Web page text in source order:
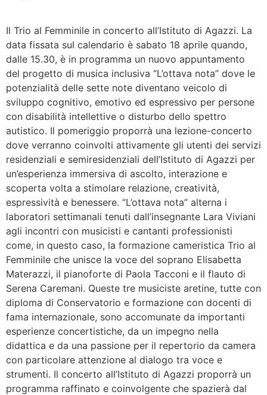
Il Trio al Femminile in concerto all’Istituto di Agazzi. La
data fissata sul calendario è sabato 18 aprile quando,
dalle 15.30, è in programma un nuovo appuntamento
del progetto di musica inclusiva “L’ottava nota” dove le
potenzialità delle sette note diventano veicolo di
sviluppo cognitivo, emotivo ed espressivo per persone
con disabilità intellettive o disturbo dello spettro
autistico. Il pomeriggio proporrà una lezione-concerto
dove verranno coinvolti attivamente gli utenti dei servizi
residenziali e semiresidenziali dell’Istituto di Agazzi per
un’esperienza immersiva di ascolto, interazione e
scoperta volta a stimolare relazione, creatività,
espressività e benessere. “L’ottava nota” alterna i
laboratori settimanali tenuti dall’insegnante Lara Viviani
agli incontri con musicisti e cantanti professionisti
come, in questo caso, la formazione cameristica Trio al
Femminile che unisce la voce del soprano Elisabetta
Materazzi, il pianoforte di Paola Tacconi e il flauto di
Serena Caremani. Queste tre musiciste aretine, tutte con
diploma di Conservatorio e formazione con docenti di
fama internazionale, sono accomunate da importanti
esperienze concertistiche, da un impegno nella
didattica e da una passione per il repertorio da camera
con particolare attenzione al dialogo tra voce e
strumenti. Il concerto all’Istituto di Agazzi proporrà un
programma raffinato e coinvolgente che spazierà dal